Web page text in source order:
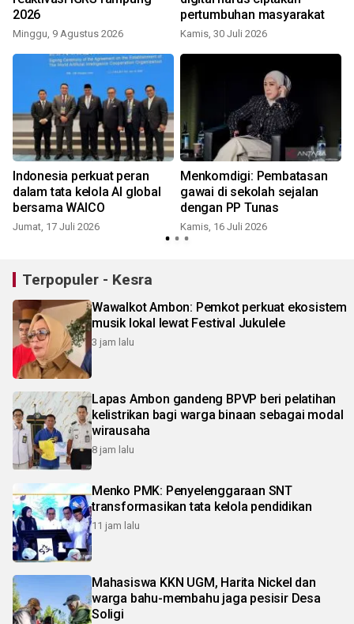
2026
Minggu, 9 Agustus 2026
pertumbuhan masyarakat
Kamis, 30 Juli 2026
Indonesia perkuat peran
dalam tata kelola AI global
bersama WAICO
Jumat, 17 Juli 2026
Menkomdigi: Pembatasan
gawai di sekolah sejalan
dengan PP Tunas
Kamis, 16 Juli 2026
Terpopuler - Kesra
Wawalkot Ambon: Pemkot perkuat ekosistem
musik lokal lewat Festival Jukulele
3 jam lalu
Lapas Ambon gandeng BPVP beri pelatihan
kelistrikan bagi warga binaan sebagai modal
wirausaha
8 jam lalu
Menko PMK: Penyelenggaraan SNT
transformasikan tata kelola pendidikan
11 jam lalu
Mahasiswa KKN UGM, Harita Nickel dan
warga bahu-membahu jaga pesisir Desa
Soligi